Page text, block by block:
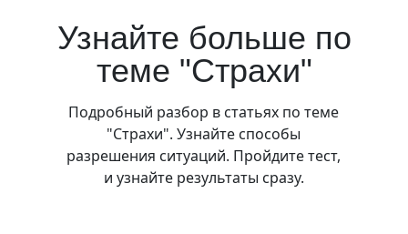
Узнайте больше по
теме "Страхи"
Подробный разбор в статьях по теме
"Страхи". Узнайте способы
разрешения ситуаций. Пройдите тест,
и узнайте результаты сразу.